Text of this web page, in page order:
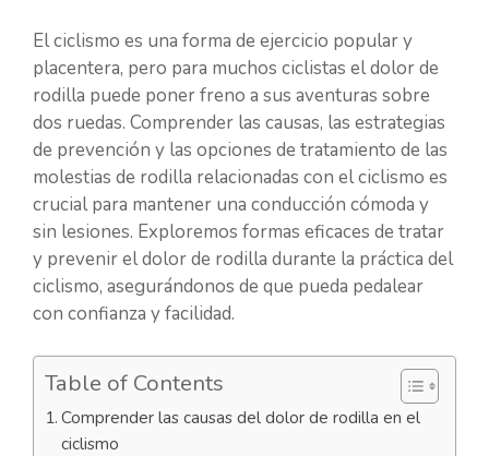
El ciclismo es una forma de ejercicio popular y
placentera, pero para muchos ciclistas el dolor de
rodilla puede poner freno a sus aventuras sobre
dos ruedas. Comprender las causas, las estrategias
de prevención y las opciones de tratamiento de las
molestias de rodilla relacionadas con el ciclismo es
crucial para mantener una conducción cómoda y
sin lesiones. Exploremos formas eficaces de tratar
y prevenir el dolor de rodilla durante la práctica del
ciclismo, asegurándonos de que pueda pedalear
con confianza y facilidad.
Table of Contents
Comprender las causas del dolor de rodilla en el
ciclismo